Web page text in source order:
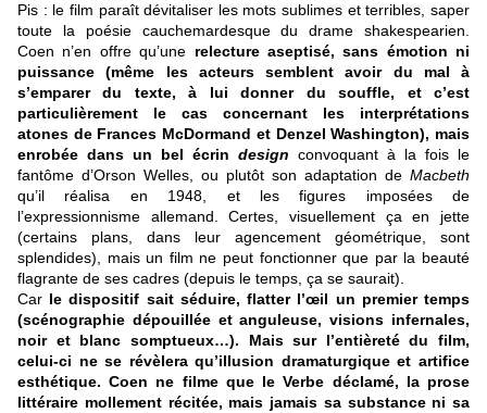
Pis : le film paraît dévitaliser les mots sublimes et terribles, saper
toute la poésie cauchemardesque du drame shakespearien.
Coen n’en offre qu’une relecture aseptisé, sans émotion ni
puissance (même les acteurs semblent avoir du mal à
s’emparer du texte, à lui donner du souffle, et c’est
particulièrement le cas concernant les interprétations
atones de Frances McDormand et Denzel Washington), mais
enrobée dans un bel écrin design convoquant à la fois le
fantôme d’Orson Welles, ou plutôt son adaptation de Macbeth
qu’il réalisa en 1948, et les figures imposées de
l’expressionnisme allemand. Certes, visuellement ça en jette
(certains plans, dans leur agencement géométrique, sont
splendides), mais un film ne peut fonctionner que par la beauté
flagrante de ses cadres (depuis le temps, ça se saurait).
Car le dispositif sait séduire, flatter l’œil un premier temps
(scénographie dépouillée et anguleuse, visions infernales,
noir et blanc somptueux…). Mais sur l’entièreté du film,
celui-ci ne se révèlera qu’illusion dramaturgique et artifice
esthétique. Coen ne filme que le Verbe déclamé, la prose
littéraire mollement récitée, mais jamais sa substance ni sa